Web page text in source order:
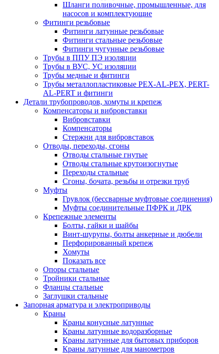
Шланги поливочные, промышленные, для
насосов и комплектующие
Фитинги резьбовые
Фитинги латунные резьбовые
Фитинги стальные резьбовые
Фитинги чугунные резьбовые
Трубы в ППУ ПЭ изоляции
Трубы в ВУС, УС изоляции
Трубы медные и фитинги
Трубы металлопластиковые PEX-AL-PEX, PERT-
AL-PERT и фитинги
Детали трубопроводов, хомуты и крепеж
Компенсаторы и вибровставки
Вибровставки
Компенсаторы
Стержни для вибровставок
Отводы, переходы, сгоны
Отводы стальные гнутые
Отводы стальные крутоизогнутые
Переходы стальные
Сгоны, бочата, резьбы и отрезки труб
Муфты
Грувлок (бессварные муфтовые соединения)
Муфты соединительные ПФРК и ДРК
Крепежные элементы
Болты, гайки и шайбы
Винт-шурупы, болты анкерные и дюбели
Перфорированный крепеж
Хомуты
Показать все
Опоры стальные
Тройники стальные
Фланцы стальные
Заглушки стальные
Запорная арматура и электроприводы
Краны
Краны конусные латунные
Краны латунные водоразборные
Краны латунные для бытовых приборов
Краны латунные для манометров